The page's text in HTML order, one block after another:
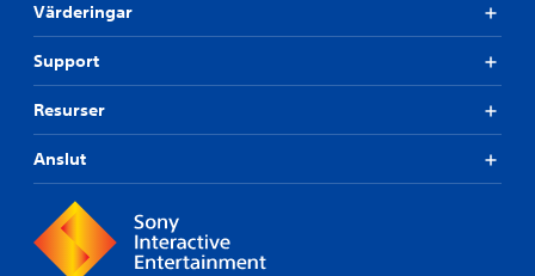
Värderingar
Support
Resurser
Anslut